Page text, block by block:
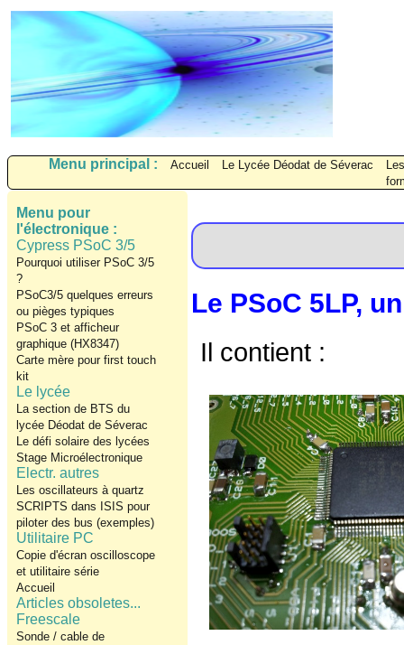
Menu principal : Accueil Le Lycée Déodat de Séverac
Menu pour
l'électronique :
Cypress PSoC 3/5
Pourquoi utiliser PSoC 3/5
?
PSoC3/5 quelques erreurs
ou pièges typiques
PSoC 3 et afficheur
graphique (HX8347)
Carte mère pour first touch
kit
Le lycée
La section de BTS du
lycée Déodat de Séverac
Le défi solaire des lycées
Stage Microélectronique
Electr. autres
Les oscillateurs à quartz
SCRIPTS dans ISIS pour
piloter des bus (exemples)
Utilitaire PC
Copie d'écran oscilloscope
et utilitaire série
Accueil
Articles obsoletes...
Freescale
Sonde / cable de
Le PSoC 5LP,
Il contient :